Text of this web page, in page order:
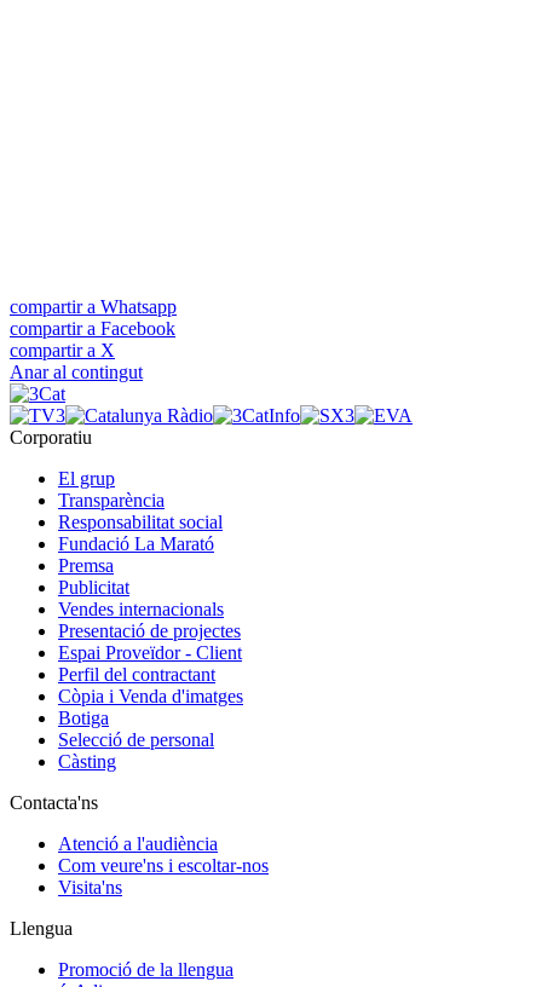
compartir a Whatsapp
compartir a Facebook
compartir a X
Anar al contingut
Corporatiu
El grup
Transparència
Responsabilitat social
Fundació La Marató
Premsa
Publicitat
Vendes internacionals
Presentació de projectes
Espai Proveïdor - Client
Perfil del contractant
Còpia i Venda d'imatges
Botiga
Selecció de personal
Càsting
Contacta'ns
Atenció a l'audiència
Com veure'ns i escoltar-nos
Visita'ns
Llengua
Promoció de la llengua